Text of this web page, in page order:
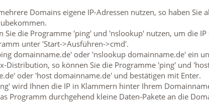
Domains eigene IP-Adressen nutzen, so haben
Sie die Programme 'ping' und 'nslookup' nutzen, um die
unter 'Start->Ausführen->cmd'.
domainname.de' oder 'nslookup domainname.de' ein
Distribution, so können Sie die Programme 'ping' und
oder 'host domainname.de' und bestätigen mit Enter.
wird Ihnen die IP in Klammern hinter Ihrem
Programm durchgehend kleine Daten-Pakete an die